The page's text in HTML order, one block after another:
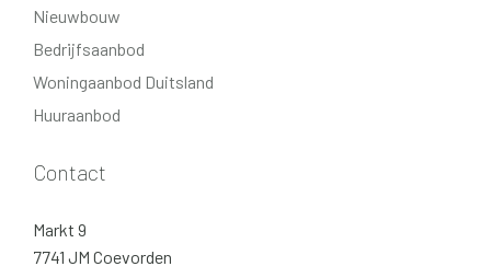
Nieuwbouw
Bedrijfsaanbod
Woningaanbod Duitsland
Huuraanbod
Contact
Markt 9
7741 JM Coevorden